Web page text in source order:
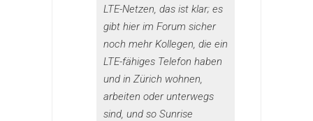
LTE-Netzen, das ist klar; es
gibt hier im Forum sicher
noch mehr Kollegen, die ein
LTE-fähiges Telefon haben
und in Zürich wohnen,
arbeiten oder unterwegs
sind, und so Sunrise